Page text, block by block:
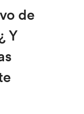
de
Y